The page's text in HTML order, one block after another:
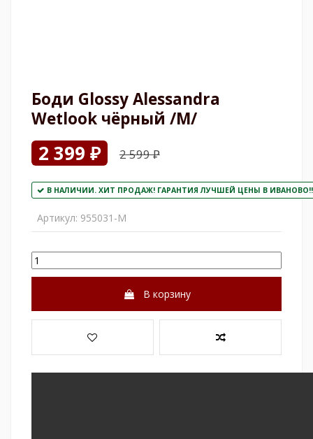
Боди Glossy Alessandra
Wetlook чёрный /М/
2 399 ₽ 2 599 ₽
В НАЛИЧИИ. ХИТ ПРОДАЖ! ГАРАНТИЯ ЛУЧШЕЙ ЦЕНЫ В
Артикул: 955031-М
В корзину